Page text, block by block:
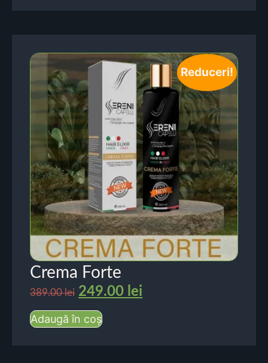
Reduceri!
Crema Forte
389.00lei 249.00 lei
Adaugă în coș